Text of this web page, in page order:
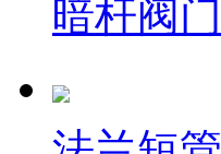
暗杆阀门